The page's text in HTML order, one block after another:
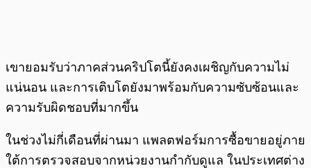
เขายอมรับว่าภาคส่วนคริปโตนี้ยังคงเผชิญกับความไม่
แน่นอน และการเติบโตยังมาพร้อมกับความซับซ้อนและ
ความรับผิดชอบที่มากขึ้น
ในช่วงไม่กี่เดือนที่ผ่านมา แพลตฟอร์มการซื้อขายอยู่ภาย
ใต้การตรวจสอบจากหน่วยงานกำกับดูแล ในประเทศต่าง